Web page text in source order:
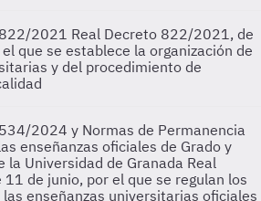
2021 Real Decreto 822/2021, de
que se establece la organización de
y del procedimiento de
2024 y Normas de Permanencia
enseñanzas oficiales de Grado y
la Universidad de Granada Real
de junio, por el que se regulan los
enseñanzas universitarias oficiales